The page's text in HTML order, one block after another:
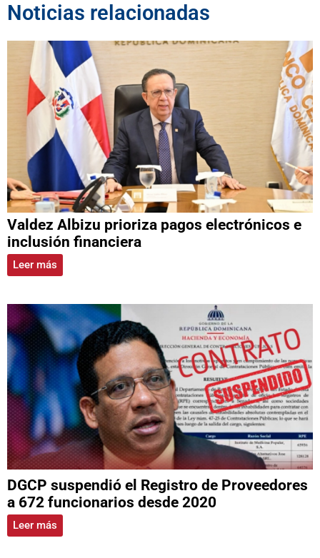
Noticias relacionadas
Valdez Albizu prioriza pagos electrónicos e
inclusión financiera
Leer más
DGCP suspendió el Registro de Proveedores
a 672 funcionarios desde 2020
Leer más